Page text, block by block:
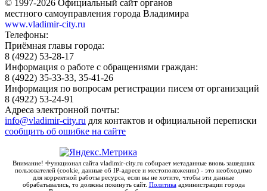
© 1997-2026 Официальный сайт органов
местного самоуправления города Владимира
www.vladimir-city.ru
Телефоны:
Приёмная главы города:
8 (4922) 53-28-17
Информация о работе с обращениями граждан:
8 (4922) 35-33-33, 35-41-26
Информация по вопросам регистрации писем от организаций
8 (4922) 53-24-91
Адреса электронной почты:
info@vladimir-city.ru для контактов и официальной переписки
сообщить об ошибке на сайте
Внимание! Функционал сайта vladimir-city.ru собирает метаданные вновь зашедших
пользователей (cookie, данные об IP-адресе и местоположении) - это необходимо
для корректной работы ресурса, если вы не хотите, чтобы эти данные
обрабатывались, то должны покинуть сайт. Политикаадминистрации города